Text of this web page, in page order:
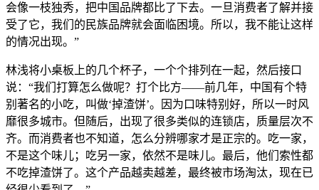
会像一枝独秀，把中国品牌都比了下去。一旦消费者了解并接
受了它，我们的民族品牌就会面临困境。所以，我不能让这样
的情况出现。”
林浅将小桌板上的几个杯子，一个个排列在一起，然后接口
说：“我们打算怎么做呢？打个比方——前几年，中国有个特
别著名的小吃，叫做‘掉渣饼’。因为口味特别好，所以一时风
靡很多城市。但随后，出现了很多类似的连锁店，质量层次不
齐。而消费者也不知道，怎么分辨哪家才是正宗的。吃一家，
不是这个味儿；吃另一家，依然不是味儿。最后，他们索性都
不吃掉渣饼了。这个产品越卖越差，最终被市场淘汰，现在已